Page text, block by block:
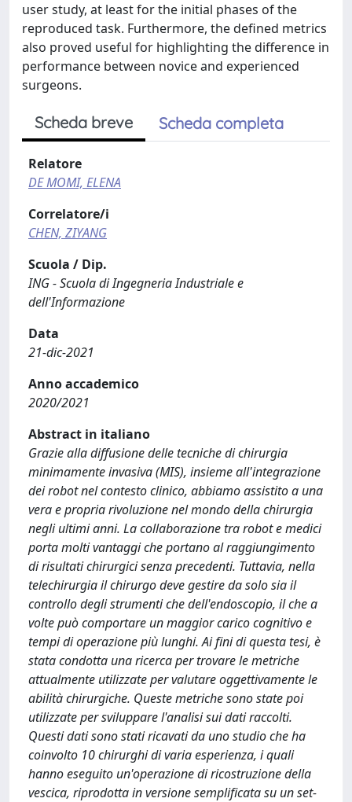
user study, at least for the initial phases of the
reproduced task. Furthermore, the defined metrics
also proved useful for highlighting the difference in
performance between novice and experienced
surgeons.
Scheda breve Scheda completa
Relatore
DE MOMI, ELENA
Correlatore/i
CHEN, ZIYANG
Scuola / Dip.
ING - Scuola di Ingegneria Industriale e
dell'Informazione
Data
21-dic-2021
Anno accademico
2020/2021
Abstract in italiano
Grazie alla diffusione delle tecniche di chirurgia
minimamente invasiva (MIS), insieme all'integrazione
dei robot nel contesto clinico, abbiamo assistito a una
vera e propria rivoluzione nel mondo della chirurgia
negli ultimi anni. La collaborazione tra robot e medici
porta molti vantaggi che portano al raggiungimento
di risultati chirurgici senza precedenti. Tuttavia, nella
telechirurgia il chirurgo deve gestire da solo sia il
controllo degli strumenti che dell'endoscopio, il che a
volte può comportare un maggior carico cognitivo e
tempi di operazione più lunghi. Ai fini di questa tesi, è
stata condotta una ricerca per trovare le metriche
attualmente utilizzate per valutare oggettivamente le
abilità chirurgiche. Queste metriche sono state poi
utilizzate per sviluppare l'analisi sui dati raccolti.
Questi dati sono stati ricavati da uno studio che ha
coinvolto 10 chirurghi di varia esperienza, i quali
hanno eseguito un'operazione di ricostruzione della
vescica, riprodotta in versione semplificata su un set-